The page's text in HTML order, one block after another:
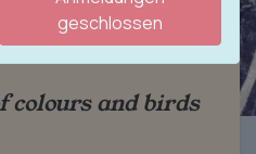
geschlossen
colours and birds